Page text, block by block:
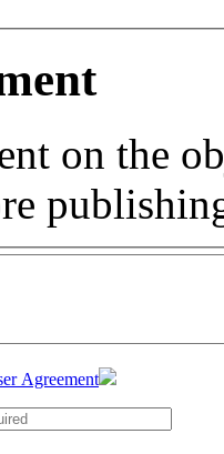
on the
Agreement